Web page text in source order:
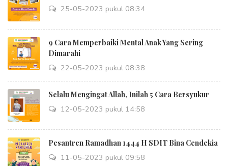
25-05-2023 pukul 08:34
9 Cara Memperbaiki Mental Anak Yang Sering
Dimarahi
22-05-2023 pukul 08:38
Selalu Mengingat Allah, Inilah 5 Cara Bersyukur
12-05-2023 pukul 14:58
Pesantren Ramadhan 1444 H SDIT Bina Cendekia
11-05-2023 pukul 09:58